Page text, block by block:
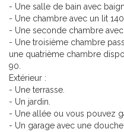
- Une salle de bain avec
- Une chambre avec un lit 140.
- Une seconde chambre avec
- Une troisième chambre
une quatrième chambre
90.
Extérieur :
- Une terrasse.
- Un jardin.
- Une allée ou vous pouvez
- Un garage avec une